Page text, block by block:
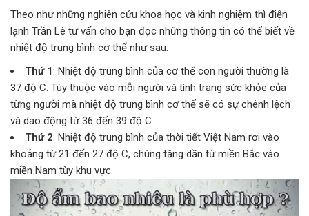
Theo như những nghiên cứu khoa học và kinh nghiệm thì điện
lạnh Trần Lê tư vấn cho bạn đọc những thông tin có thể biết về
nhiệt độ trung bình cơ thể như sau:
Thứ 1: Nhiệt độ trung bình của cơ thể con người thường là
37 độ C. Tùy thuộc vào mỗi người và tình trạng sức khỏe của
từng người mà nhiệt độ trung bình cơ thể sẽ có sự chênh lệch
và dao động từ 36 đến 39 độ C.
Thứ 2: Nhiệt độ trung bình của thời tiết Việt Nam rơi vào
khoảng từ 21 đến 27 độ C, chúng tăng dần từ miền Bắc vào
miền Nam tùy khu vực.